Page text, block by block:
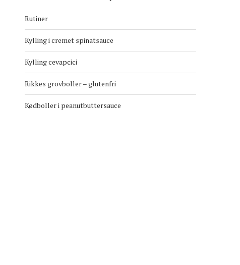
Rutiner
Kylling i cremet spinatsauce
Kylling cevapcici
Rikkes grovboller – glutenfri
Kødboller i peanutbuttersauce